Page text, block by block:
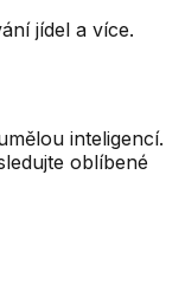
jídel a více.
inteligencí.
oblíbené